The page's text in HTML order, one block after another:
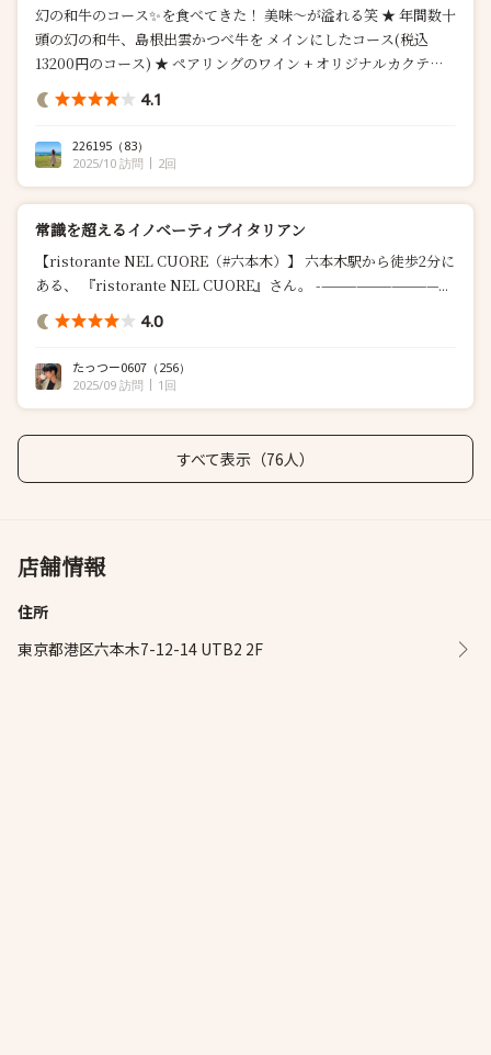
幻の和牛のコース✨を食べてきた！ 美味〜が溢れる笑 ★ 年間数十
頭の幻の和牛、島根出雲かつべ牛を メインにしたコース(税込
13200円のコース) ★ ペアリングのワイン + オリジナルカクテル
・アミューズ3種 ＋ おまけ ・昆布締め鮮魚と金澤蓮根のムー
ス ♡♡♡ ・...
4.1
226195 （83）
2025/10 訪問
2回
常識を超えるイノベーティブイタリアン
【ristorante NEL CUORE（#六本木）】 六本木駅から徒歩2分に
ある、 『ristorante NEL CUORE』さん。 -——————————...
4.0
たっつー0607 （256）
2025/09 訪問
1回
すべて表示（76人）
店舗情報
住所
東京都港区六本木7-12-14 UTB2 2F